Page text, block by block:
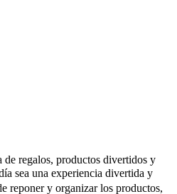
regalos, productos divertidos y
sea una experiencia divertida y
reponer y organizar los productos,